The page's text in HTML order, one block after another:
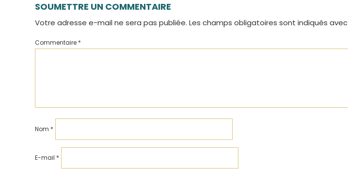
SOUMETTRE UN COMMENTAIRE
Votre adresse e-mail ne sera pas publiée. Les champs obligatoires sont indiqués avec
Commentaire *
Nom *
E-mail *